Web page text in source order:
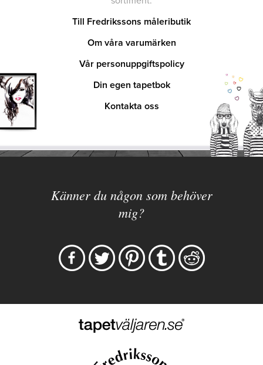
Till Fredrikssons måleributik
Om våra varumärken
Vår personuppgiftspolicy
Din egen tapetbok
Kontakta oss
Känner du någon som behöver
mig?